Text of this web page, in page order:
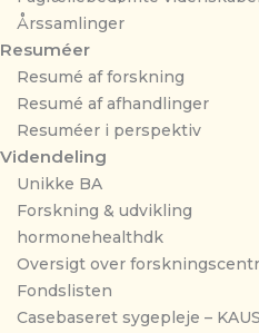
Årssamlinger
Resuméer
Resumé af forskning
Resumé af afhandlinger
Resuméer i perspektiv
Videndeling
Unikke BA
Forskning & udvikling
hormonehealthdk
Oversigt over
Fondslisten
Casebaseret sygepleje –